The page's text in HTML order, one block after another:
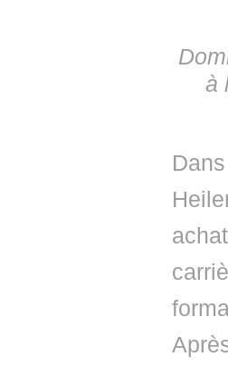
à